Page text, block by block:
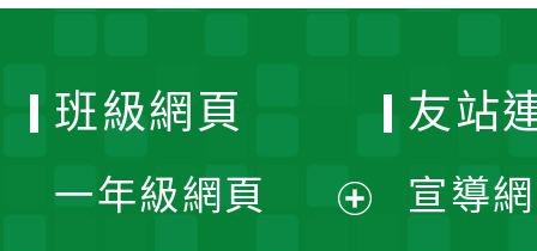
班級網頁
一年級網頁
友站
宣導